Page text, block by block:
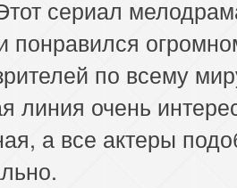
сериал
понравился
по всему
линия очень
а все актеры